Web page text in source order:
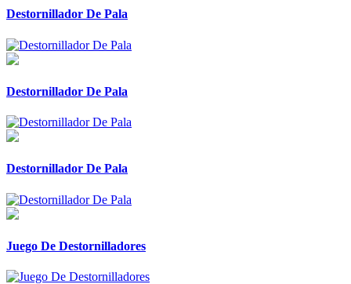
Destornillador De Pala
Destornillador De Pala
Destornillador De Pala
Juego De Destornilladores